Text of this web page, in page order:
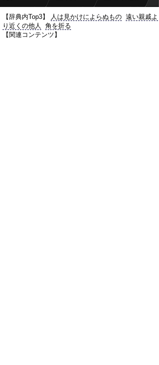
【辞典内Top3】 人は見かけによらぬもの 遠い親戚よ
り近くの他人
角を折る
【関連コンテンツ】